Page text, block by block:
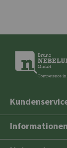
Informationen